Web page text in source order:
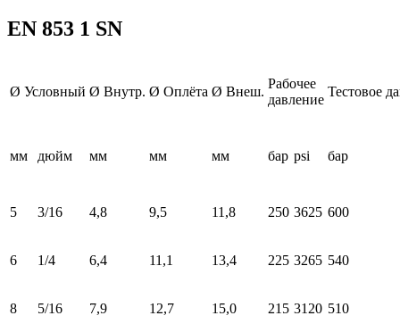
EN 853 1 SN
Ø Условный Ø Внутр. Ø Оплёта Ø Внеш.
Рабочее
давление
Тестовое
мм дюйм мм мм мм бар psi бар
5 3/16 4,8 9,5 11,8 250 3625 600
6 1/4 6,4 11,1 13,4 225 3265 540
8 5/16 7,9 12,7 15,0 215 3120 510